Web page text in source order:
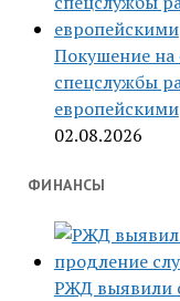
Покушение на
спецслужбы
европейскими
02.08.2026
ФИНАНСЫ
РЖД выявили